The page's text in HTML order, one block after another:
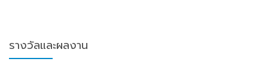
รางวัลและผลงาน